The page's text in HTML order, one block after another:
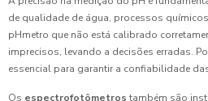
de qualidade de água, processos
pHmetro que não está calibrado
imprecisos, levando a decisões erradas.
essencial para garantir a confiabilidade
Os espectrofotômetros também são